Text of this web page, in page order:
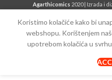
Agarthicomics 2020 | Izrada i
Koristimo kolačiće kako bi
webshopu. Korištenjem
upotrebom kolačića u